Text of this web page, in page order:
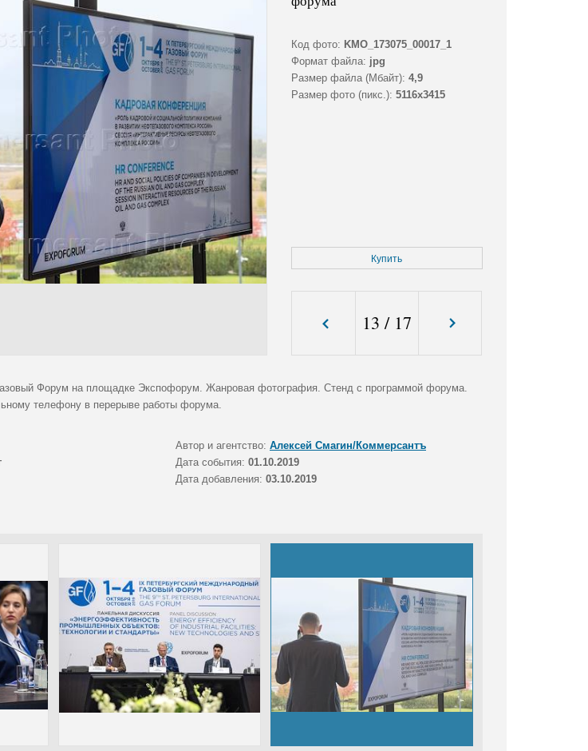
Код фото: KMO_173075_00017_1
Формат файла: jpg
Размер файла (Мбайт): 4,9
Размер фото (пикс.): 5116x3415
Купить
13 / 17
Форум на площадке Экспофорум. Жанровая фотография. Стенд с программой форума.
телефону в перерыве работы форума.
Автор и агентство: Алексей Смагин/Коммерсантъ
Дата события: 01.10.2019
Дата добавления: 03.10.2019